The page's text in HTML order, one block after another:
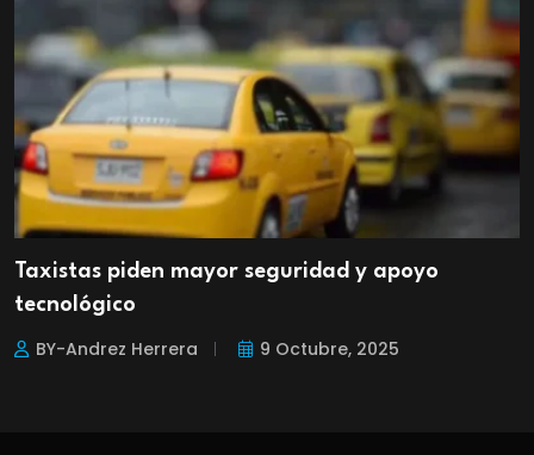
Taxistas piden mayor seguridad y apoyo
tecnológico
BY-Andrez Herrera 9 Octubre, 2025